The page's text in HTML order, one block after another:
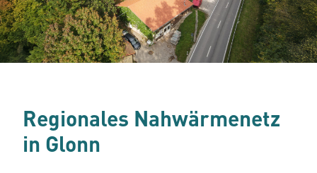
Regionales Nahwärmenetz
in Glonn